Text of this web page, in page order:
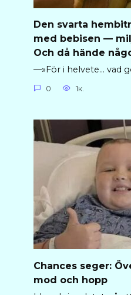
Den svarta
med bebisen —
Och då hände
—»För i helvete… vad
0 1к.
Chances seger:
mod och hopp